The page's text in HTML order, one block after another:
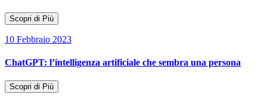
Scopri di Più
10 Febbraio 2023
ChatGPT: l’intelligenza artificiale che sembra una persona
Scopri di Più